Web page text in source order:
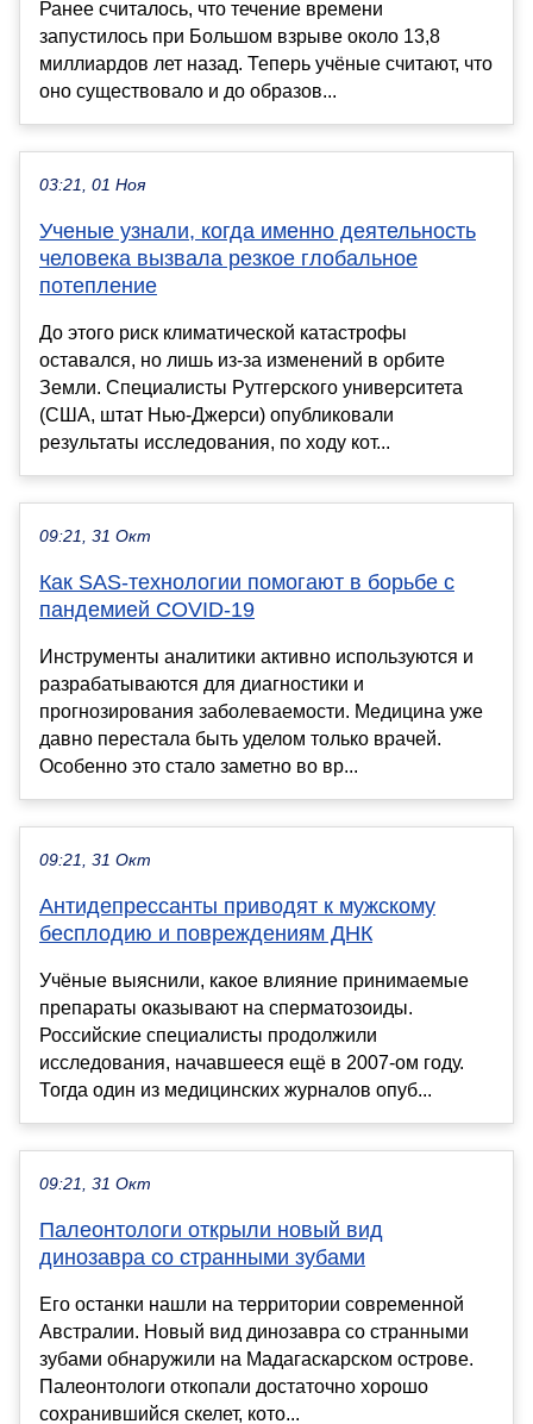
Ранее считалось, что течение времени
запустилось при Большом взрыве около 13,8
миллиардов лет назад. Теперь учёные считают, что
оно существовало и до образов...
03:21, 01 Ноя
Ученые узнали, когда именно деятельность
человека вызвала резкое глобальное
потепление
До этого риск климатической катастрофы
оставался, но лишь из-за изменений в орбите
Земли. Специалисты Рутгерского университета
(США, штат Нью-Джерси) опубликовали
результаты исследования, по ходу кот...
09:21, 31 Окт
Как SAS-технологии помогают в борьбе с
пандемией COVID-19
Инструменты аналитики активно используются и
разрабатываются для диагностики и
прогнозирования заболеваемости. Медицина уже
давно перестала быть уделом только врачей.
Особенно это стало заметно во вр...
09:21, 31 Окт
Антидепрессанты приводят к мужскому
бесплодию и повреждениям ДНК
Учёные выяснили, какое влияние принимаемые
препараты оказывают на сперматозоиды.
Российские специалисты продолжили
исследования, начавшееся ещё в 2007-ом году.
Тогда один из медицинских журналов опуб...
09:21, 31 Окт
Палеонтологи открыли новый вид
динозавра со странными зубами
Его останки нашли на территории современной
Австралии. Новый вид динозавра со странными
зубами обнаружили на Мадагаскарском острове.
Палеонтологи откопали достаточно хорошо
сохранившийся скелет, кото...